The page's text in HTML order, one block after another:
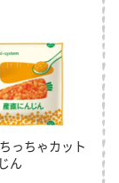
っちゃカット
ん